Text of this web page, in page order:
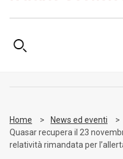
Home
News ed eventi
Quasar recupera il 23
relatività rimandata per